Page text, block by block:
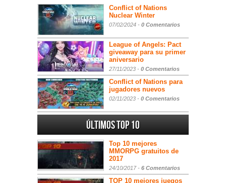
Conflict of Nations
Nuclear Winter
07/02/2024 - 0 Comentarios
League of Angels: Pact
giveaway para su primer
aniversario
27/11/2023 - 0 Comentarios
Conflict of Nations para
jugadores nuevos
02/11/2023 - 0 Comentarios
Últimos Top 10
Top 10 mejores
MMORPG gratuitos de
2017
24/10/2017 - 6 Comentarios
TOP 10 mejores juegos